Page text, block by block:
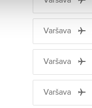
Varšava
Varšava
Varšava